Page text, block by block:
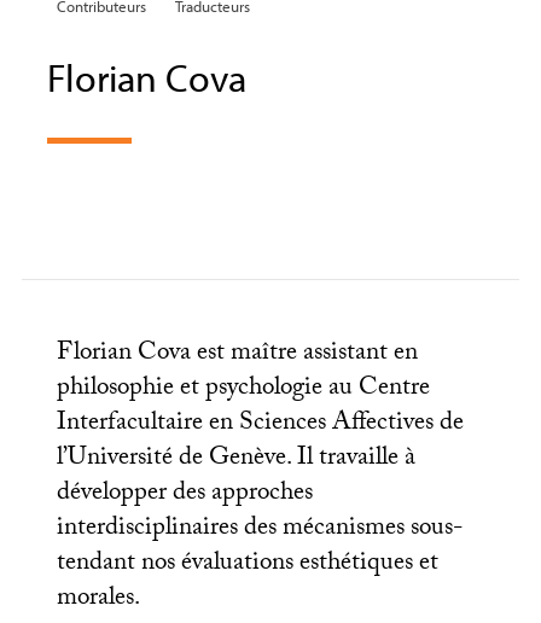
Contributeurs Traducteurs
Florian Cova
Florian Cova est maître assistant en
philosophie et psychologie au Centre
Interfacultaire en Sciences Affectives de
l’Université de Genève. Il travaille à
développer des approches
interdisciplinaires des mécanismes sous-
tendant nos évaluations esthétiques et
morales.